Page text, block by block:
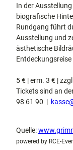
In der
biografische
Rundgang führt
Ausstellung und
ästhetische
5 € | erm. 3 € |
Tickets sind an
98 61 90 |
Quelle:
powered by RCE-